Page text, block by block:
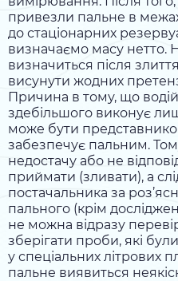
привезли пальне в
до стаціонарних
визначаємо масу нетто.
визначиться після
висунути жодних
Причина в тому, що
здебільшого виконує
може бути
забезпечує пальним.
недостачу або не
приймати (зливати), а
постачальника за
пального (крім
не можна відразу
зберігати проби, які
у спеціальних літрових
пальне виявиться